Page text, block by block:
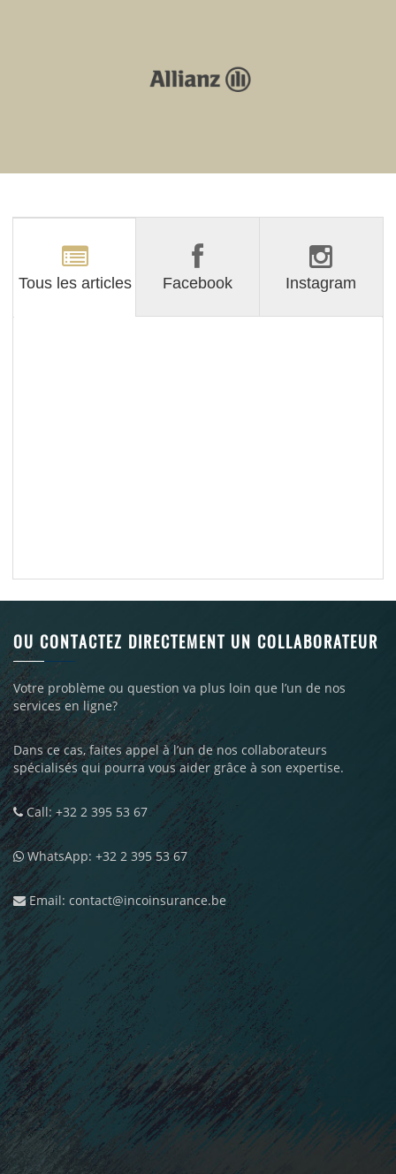
Tous les articles Facebook Instagram
OU CONTACTEZ DIRECTEMENT UN COLLABORATEUR
Votre problème ou question va plus loin que l’un de nos
services en ligne?
Dans ce cas, faites appel à l’un de nos collaborateurs
spécialisés qui pourra vous aider grâce à son expertise.
Call: +32 2 395 53 67
WhatsApp: +32 2 395 53 67
Email: contact@incoinsurance.be